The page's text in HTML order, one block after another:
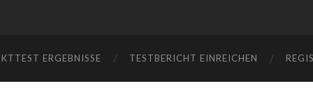
ERGEBNISSE TESTBERICHT EINREICHEN